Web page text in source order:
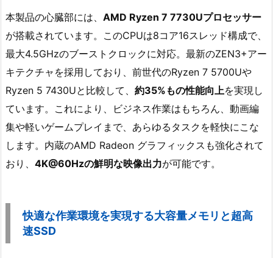
本製品の心臓部には、 AMD Ryzen 7 7730Uプロセッサー
が搭載されています。このCPUは8コア16スレッド構成で、
最大4.5GHzのブーストクロックに対応。最新のZEN3+アー
キテクチャを採用しており、前世代のRyzen 7 5700Uや
Ryzen 5 7430Uと比較して、 約35%もの性能向上を実現し
ています。これにより、ビジネス作業はもちろん、動画編
集や軽いゲームプレイまで、あらゆるタスクを軽快にこな
します。内蔵のAMD Radeon グラフィックスも強化されて
おり、 4K@60Hzの鮮明な映像出力が可能です。
快適な作業環境を実現する大容量メモリと超高
速SSD